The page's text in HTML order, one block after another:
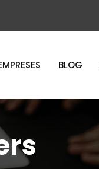
BLOG